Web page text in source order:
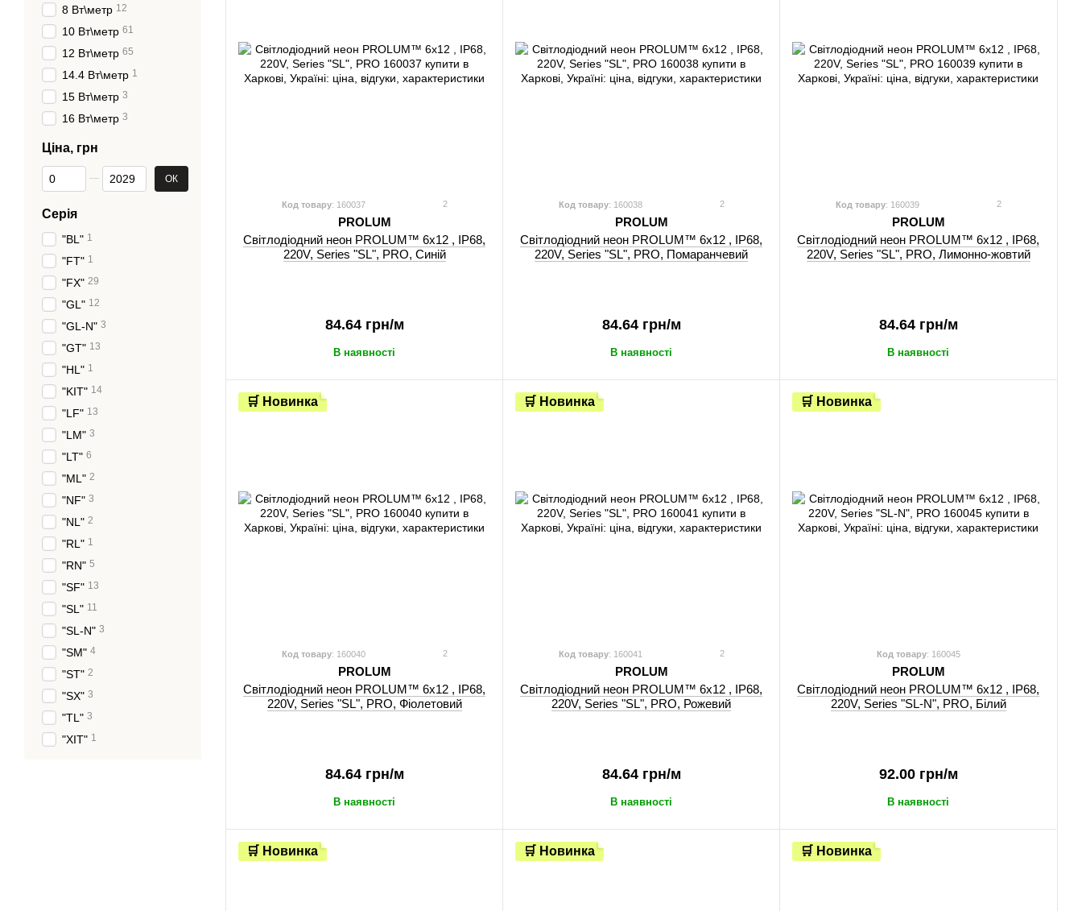
Код товару: 160037 2
PROLUM
Світлодіодний неон PROLUM™ 6x12 , IP68,
220V, Series "SL", PRO, Синій
84.64 грн/м
В наявності
Код товару: 160038 2
PROLUM
Світлодіодний неон PROLUM™ 6x12 , IP68,
220V, Series "SL", PRO, Помаранчевий
84.64 грн/м
В наявності
Код товару: 160039 2
PROLUM
Світлодіодний неон PROLUM™ 6x12 , IP68,
220V, Series "SL", PRO, Лимонно-жовтий
84.64 грн/м
В наявності
🛒 Новинка
Код товару: 160040 2
PROLUM
Світлодіодний неон PROLUM™ 6x12 , IP68,
220V, Series "SL", PRO, Фіолетовий
84.64 грн/м
В наявності
🛒 Новинка
Код товару: 160041 2
PROLUM
Світлодіодний неон PROLUM™ 6x12 , IP68,
220V, Series "SL", PRO, Рожевий
84.64 грн/м
В наявності
🛒 Новинка
Код товару: 160045
PROLUM
Світлодіодний неон PROLUM™ 6x12 , IP68,
220V, Series "SL-N", PRO, Білий
92.00 грн/м
В наявності
🛒 Новинка 🛒 Новинка 🛒 Новинка
8 Вт\метр 12
10 Вт\метр 61
12 Вт\метр 65
14.4 Вт\метр 1
15 Вт\метр 3
16 Вт\метр 3
Ціна, грн
Від Ціна, грн
До Ціна, грн ОК
Серія
"BL" 1
"FT" 1
"FX" 29
"GL" 12
"GL-N" 3
"GT" 13
"HL" 1
"KIT" 14
"LF" 13
"LM" 3
"LT" 6
"ML" 2
"NF" 3
"NL" 2
"RL" 1
"RN" 5
"SF" 13
"SL" 11
"SL-N" 3
"SM" 4
"ST" 2
"SX" 3
"TL" 3
"XIT" 1